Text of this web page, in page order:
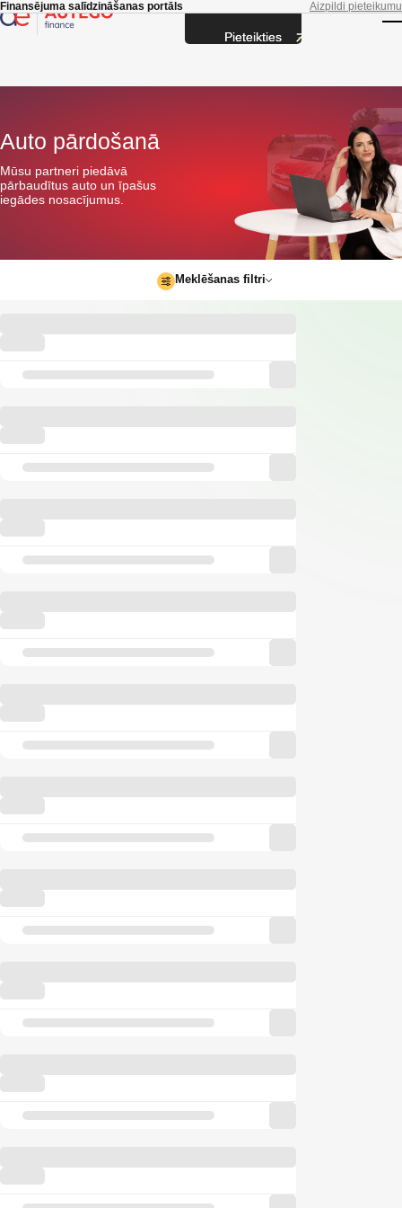
Skip to main content
Finansējuma salīdzināšanas portāls Aizpildi pieteikumu
Auto pārdošanā
Mūsu partneri piedāvā
pārbaudītus auto un īpašus
iegādes nosacījumus.
Meklēšanas filtri